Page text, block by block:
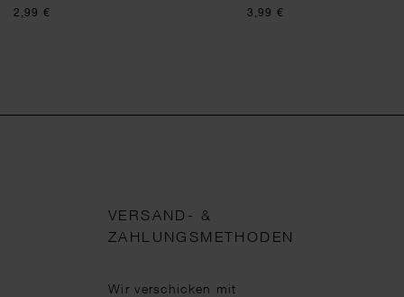
2,99 € 3,99 €
VERSAND- &
ZAHLUNGSMETHODEN
Wir verschicken mit